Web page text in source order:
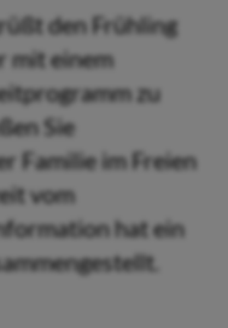
den Frühling
mit einem
zu
Sie
Familie im Freien
vom
hat ein